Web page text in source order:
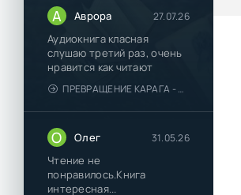
А Аврора 27.07.26
Аудиокнига класная
слушаю третий раз, очень
нравится как читают
ПРЕВРАЩЕНИЕ КАРАГА - КАТЯ БРАНДИС
О Олег 31.05.26
Чтение не
понравилось.Книга
интересная...